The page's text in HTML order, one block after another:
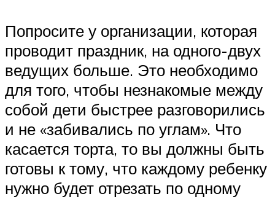
Попросите у организации, которая
проводит праздник, на одного-двух
ведущих больше. Это необходимо
для того, чтобы незнакомые между
собой дети быстрее разговорились
и не «забивались по углам». Что
касается торта, то вы должны быть
готовы к тому, что каждому ребенку
нужно будет отрезать по одному